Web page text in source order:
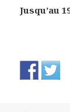
Jusqu’au